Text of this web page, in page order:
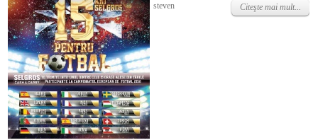
steven Citeşte mai mult...